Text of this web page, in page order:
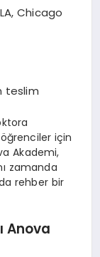
Chicago
teslim
için
Akademi,
zamanda
rehber bir
Anova